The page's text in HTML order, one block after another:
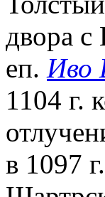
двора с
еп. Иво
1104 г.
в 1097